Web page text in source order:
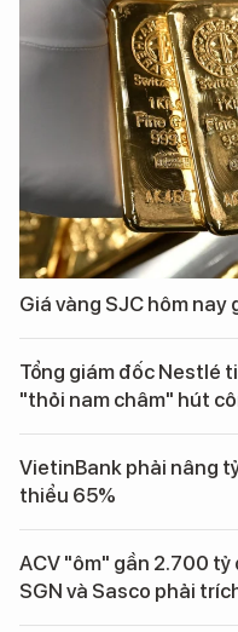
Giá vàng SJC hôm
Tổng giám đốc Nestlé
"thỏi nam châm" hút
VietinBank phải nâng
thiểu 65%
ACV "ôm" gần 2.700 tỷ
SGN và Sasco phải